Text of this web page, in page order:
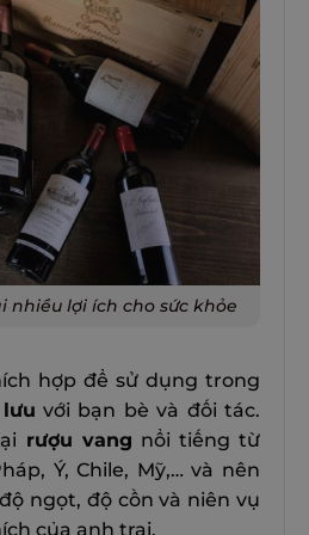
nhiều lợi ích cho sức khỏe
hợp để sử dụng trong
với bạn bè và đối tác.
rượu vang nổi tiếng từ
Ý, Chile, Mỹ,… và nên
ngọt, độ cồn và niên vụ
của anh trai.